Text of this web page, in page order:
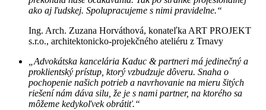
ako aj ľudskej. Spolupracujeme s nimi pravidelne.“
Ing. Arch. Zuzana Horváthová, konateľka ART PROJEKT
s.r.o., architektonicko-projekčného ateliéru z Trnavy
„Advokátska kancelária Kaduc & partneri má jedinečný a
proklientský prístup, ktorý vzbudzuje dôveru. Snaha o
pochopenie našich potrieb a navrhovanie na mieru šitých
riešení nám dáva silu, že je s nami partner, na ktorého sa
môžeme kedykoľvek obrátiť.“